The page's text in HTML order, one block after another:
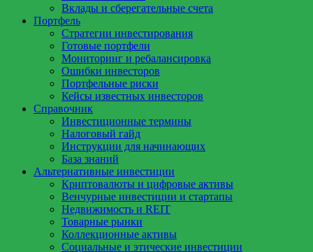
Вклады и сберегательные счета
Портфель
Стратегии инвестирования
Готовые портфели
Мониторинг и ребалансировка
Ошибки инвесторов
Портфельные риски
Кейсы известных инвесторов
Справочник
Инвестиционные термины
Налоговый гайд
Инструкции для начинающих
База знаний
Альтернативные инвестиции
Криптовалюты и цифровые активы
Венчурные инвестиции и стартапы
Недвижимость и REIT
Товарные рынки
Коллекционные активы
Социальные и этические инвестиции